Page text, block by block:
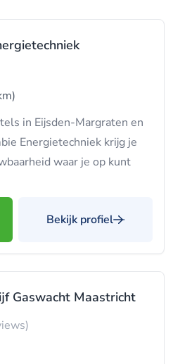
in Eijsden-Margraten en
Energietechniek krijg je
waar je op kunt
Bekijk profiel
Gaswacht Maastricht